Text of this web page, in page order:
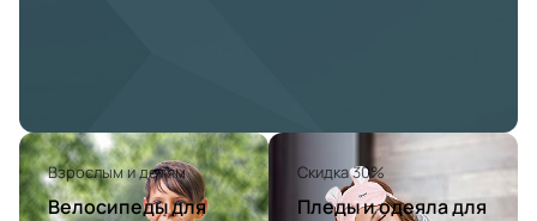
Взрослым и детям
Велосипеды для
Скидка 30%
Пледы и одеяла для